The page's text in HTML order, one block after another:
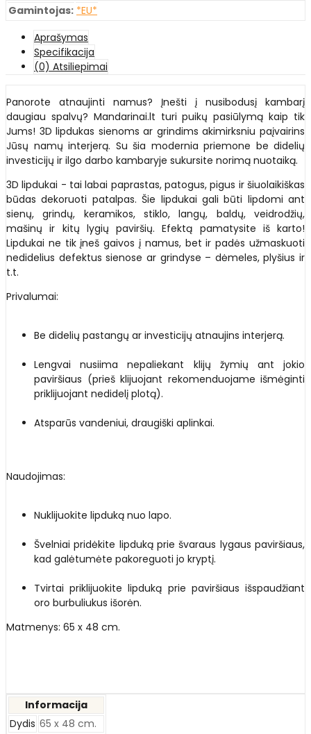
Gamintojas: *EU*
Aprašymas
Specifikacija
(0) Atsiliepimai
Panorote atnaujinti namus? Įnešti į nusibodusį kambarį
daugiau spalvų? Mandarinai.lt turi puikų pasiūlymą kaip tik
Jums! 3D lipdukas sienoms ar grindims akimirksniu paįvairins
Jūsų namų interjerą. Su šia modernia priemone be didelių
investicijų ir ilgo darbo kambaryje sukursite norimą nuotaiką.
3D lipdukai - tai labai paprastas, patogus, pigus ir šiuolaikiškas
būdas dekoruoti patalpas. Šie lipdukai gali būti lipdomi ant
sienų, grindų, keramikos, stiklo, langų, baldų, veidrodžių,
mašinų ir kitų lygių paviršių. Efektą pamatysite iš karto!
Lipdukai ne tik įneš gaivos į namus, bet ir padės užmaskuoti
nedidelius defektus sienose ar grindyse – dėmeles, plyšius ir
t.t.
Privalumai:
Be didelių pastangų ar investicijų atnaujins interjerą.
Lengvai nusiima nepaliekant klijų žymių ant jokio
paviršiaus (prieš klijuojant rekomenduojame išmėginti
priklijuojant nedidelį plotą).
Atsparūs vandeniui, draugiški aplinkai.
Naudojimas:
Nuklijuokite lipduką nuo lapo.
Švelniai pridėkite lipduką prie švaraus lygaus paviršiaus,
kad galėtumėte pakoreguoti jo kryptį.
Tvirtai priklijuokite lipduką prie paviršiaus išspaudžiant
oro burbuliukus išorėn.
Matmenys: 65 x 48 cm.
Informacija
Dydis 65 x 48 cm.